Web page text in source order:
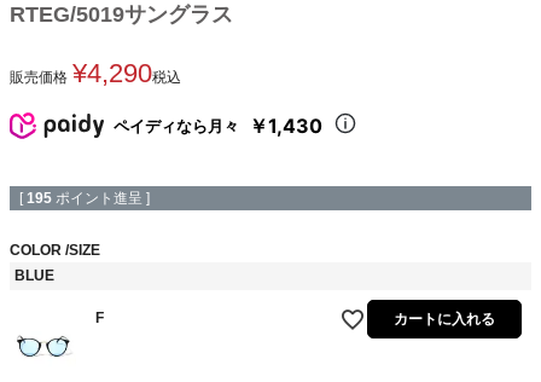
RTEG/5019サングラス
販売価格 ¥4,290税込
ペイディなら月々 ￥1,430
[ 195 ポイント進呈 ]
COLOR SIZE
BLUE
F カートに入れる